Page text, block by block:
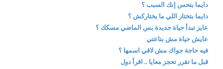
دايما بتحس إنك السبب ؟
دايما بتختار اللي ما يختاركش ؟
عايز تبدأ حياة جديدة بس الماضي مسكك ؟
عايش حياة مش بتاعتي
فيه حاجة جواك مش لاقي اسمها ؟
قبل ما تقرر تحجز معايا .. اقرأ دول